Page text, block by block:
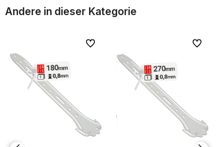
Andere in dieser Kategorie
Zu Favoriten
Zu Favoriten Zu
Zu